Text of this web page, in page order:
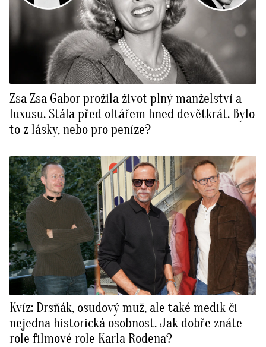
Zsa Zsa Gabor prožila život plný manželství a
luxusu. Stála před oltářem hned devětkrát. Bylo
to z lásky, nebo pro peníze?
Kvíz: Drsňák, osudový muž, ale také medik či
nejedna historická osobnost. Jak dobře znáte
role filmové role Karla Rodena?